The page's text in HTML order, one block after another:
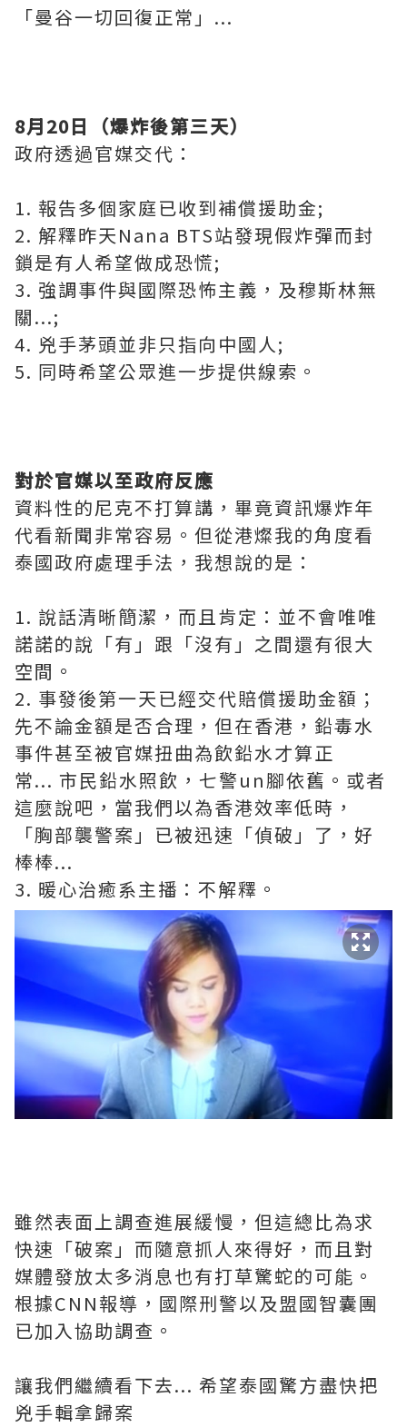
「曼谷一切回復正常」 ...
8月20日（爆炸後第三天）
政府透過官媒交代：
1. 報告多個家庭已收到補償援助金;
2. 解釋昨天Nana BTS站發現假炸彈而封
鎖是有人希望做成恐慌;
3. 強調事件與國際恐怖主義，及穆斯林無
關...;
4. 兇手茅頭並非只指向中國人 ;
5. 同時希望公眾進一步提供線索。
對於官媒以至政府反應
資料性的尼克不打算講，畢竟資訊爆炸年
代看新聞非常容易。但從港燦我的角度看
泰國政府處理手法，我想說的是：
1. 說話清晰簡潔，而且肯定：並不會唯唯
諾諾的說「有」跟「沒有」之間還有很大
空間。
2. 事發後第一天已經交代賠償援助金額；
先不論金額是否合理，但在香港，鉛毒水
事件甚至被官媒扭曲為飲鉛水才算正
常... 市民鉛水照飲，七警un腳依舊。或者
這麼說吧，當我們以為香港效率低時，
「胸部襲警案」已被迅速「偵破」了，好
棒棒...
3. 暖心治癒系主播：不解釋。
雖然表面上調查進展緩慢，但這總比為求
快速「破案」而隨意抓人來得好，而且對
媒體發放太多消息也有打草驚蛇的可能。
根據CNN報導，國際刑警以及盟國智囊團
已加入協助調查。
讓我們繼續看下去... 希望泰國驚方盡快把
兇手輯拿歸案